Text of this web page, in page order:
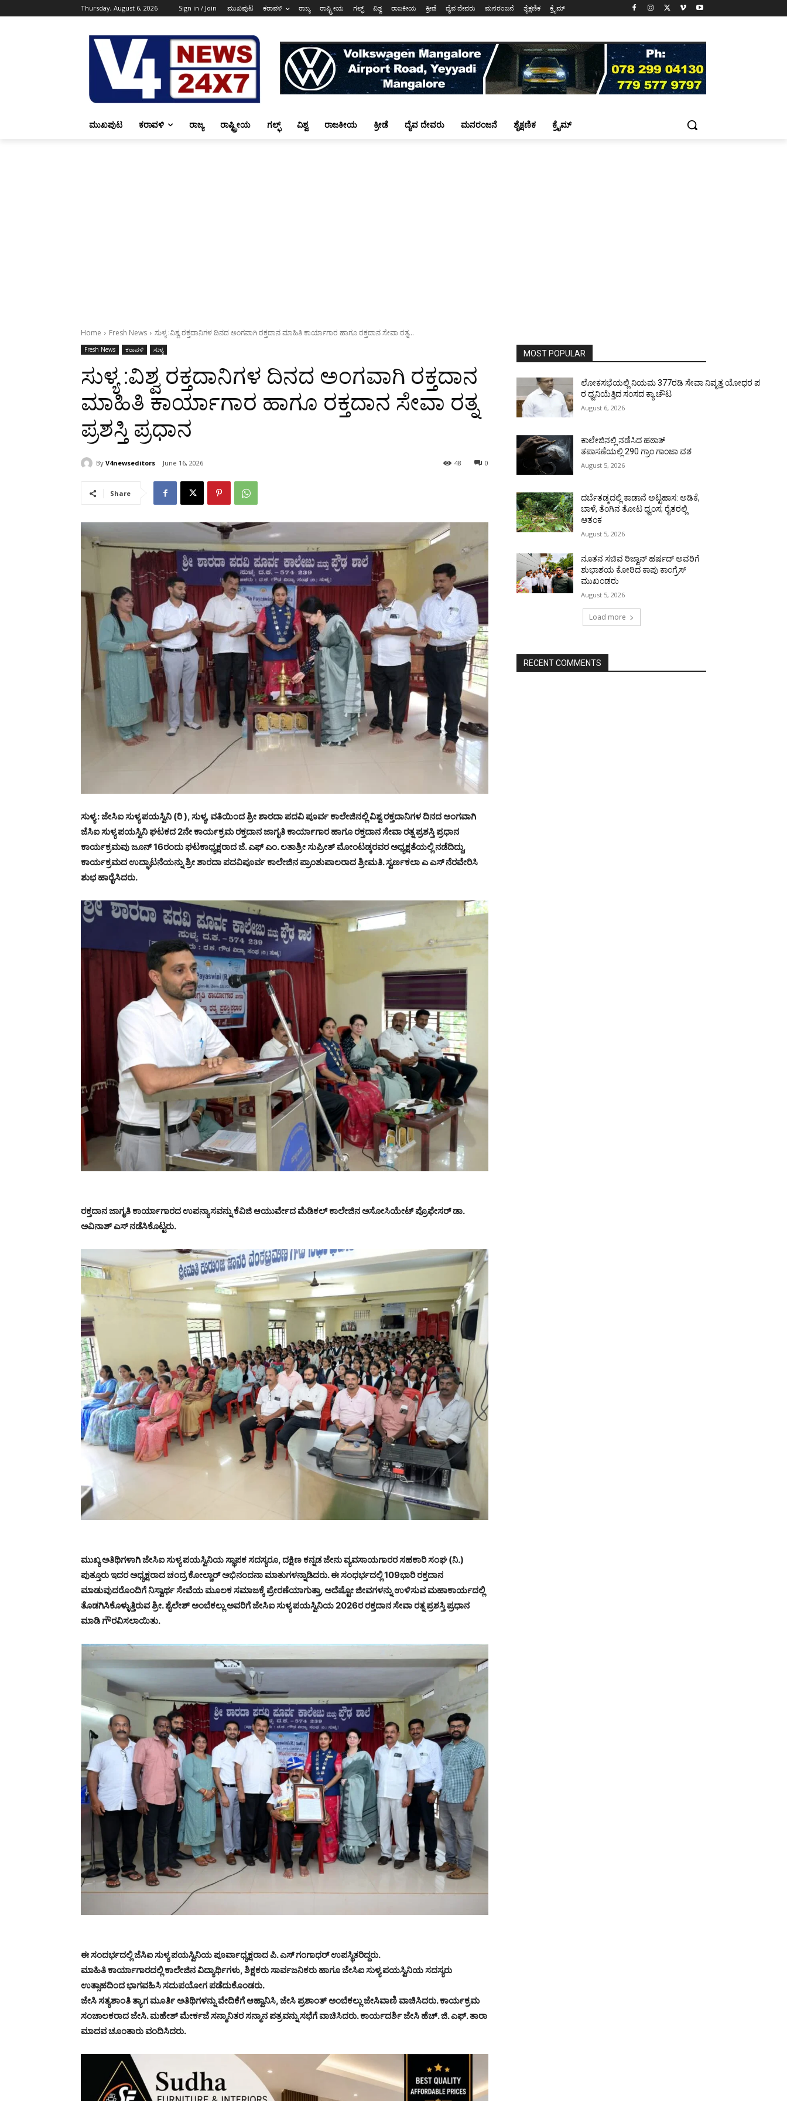
Thursday, August 6, 2026 Sign in / Join ಮುಖಪುಟ ಕರಾವಳಿ ರಾಜ್ಯ ರಾಷ್ಟ್ರೀಯ ಗಲ್ಫ್ ವಿಶ್ವ ರಾಜಕೀಯ ಕ್ರೀಡೆ ದೈವ ದೇವರು ಮನರಂಜನೆ ಶೈಕ್ಷಣಿಕ ಕ್ರೈಮ್
ಮುಖಪುಟ ಕರಾವಳಿ ರಾಜ್ಯ ರಾಷ್ಟ್ರೀಯ ಗಲ್ಫ್ ವಿಶ್ವ ರಾಜಕೀಯ ಕ್ರೀಡೆ ದೈವ ದೇವರು ಮನರಂಜನೆ ಶೈಕ್ಷಣಿಕ ಕ್ರೈಮ್
Home Fresh News ಸುಳ್ಯ :ವಿಶ್ವ ರಕ್ತದಾನಿಗಳ ದಿನದ ಅಂಗವಾಗಿ ರಕ್ತದಾನ ಮಾಹಿತಿ ಕಾರ್ಯಾಗಾರ ಹಾಗೂ ರಕ್ತದಾನ ಸೇವಾ ರತ್ನ...
Fresh News ಕರಾವಳಿ ಸುಳ್ಯ
ಸುಳ್ಯ :ವಿಶ್ವ ರಕ್ತದಾನಿಗಳ ದಿನದ ಅಂಗವಾಗಿ ರಕ್ತದಾನ
ಮಾಹಿತಿ ಕಾರ್ಯಾಗಾರ ಹಾಗೂ ರಕ್ತದಾನ ಸೇವಾ ರತ್ನ
ಪ್ರಶಸ್ತಿ ಪ್ರಧಾನ
By V4newseditors June 16, 2026 0
48
Share
ಸುಳ್ಯ : ಜೇಸಿಐ ಸುಳ್ಯ ಪಯಸ್ವಿನಿ (ರಿ ), ಸುಳ್ಯ, ವತಿಯಿಂದ ಶ್ರೀ ಶಾರದಾ ಪದವಿ ಪೂರ್ವ ಕಾಲೇಜಿನಲ್ಲಿ ವಿಶ್ವ ರಕ್ತದಾನಿಗಳ ದಿನದ ಅಂಗವಾಗಿ
ಜೆಸಿಐ ಸುಳ್ಯ ಪಯಸ್ವಿನಿ ಘಟಕದ 2ನೇ ಕಾರ್ಯಕ್ರಮ ರಕ್ತದಾನ ಜಾಗೃತಿ ಕಾರ್ಯಾಗಾರ ಹಾಗೂ ರಕ್ತದಾನ ಸೇವಾ ರತ್ನ ಪ್ರಶಸ್ತಿ ಪ್ರಧಾನ
ಕಾರ್ಯಕ್ರಮವು ಜೂನ್ 16ರಂದು ಘಟಕಾಧ್ಯಕ್ಷರಾದ ಜೆ. ಎಫ್ ಎಂ. ಲತಾಶ್ರೀ ಸುಪ್ರೀತ್ ಮೋಂಟಡ್ಕರವರ ಅಧ್ಯಕ್ಷತೆಯಲ್ಲಿ ನಡೆದಿದ್ದು,
ಕಾರ್ಯಕ್ರಮದ ಉದ್ಘಾಟನೆಯನ್ನು ಶ್ರೀ ಶಾರದಾ ಪದವಿಪೂರ್ವ ಕಾಲೇಜಿನ ಪ್ರಾಂಶುಪಾಲರಾದ ಶ್ರೀಮತಿ. ಸ್ವರ್ಣಕಲಾ ಎ ಎಸ್ ನೆರವೇರಿಸಿ
ಶುಭ ಹಾರೈಸಿದರು.
ರಕ್ತದಾನ ಜಾಗೃತಿ ಕಾರ್ಯಾಗಾರದ ಉಪನ್ಯಾಸವನ್ನು ಕೆವಿಜಿ ಆಯುರ್ವೇದ ಮೆಡಿಕಲ್ ಕಾಲೇಜಿನ ಅಸೋಸಿಯೇಟ್ ಪ್ರೊಫೇಸರ್ ಡಾ.
ಅವಿನಾಶ್ ಎಸ್ ನಡೆಸಿಕೊಟ್ಟರು.
ಮುಖ್ಯ ಅತಿಥಿಗಳಾಗಿ ಜೇಸಿಐ ಸುಳ್ಯ ಪಯಸ್ವಿನಿಯ ಸ್ಥಾಪಕ ಸದಸ್ಯರೂ, ದಕ್ಷಿಣ ಕನ್ನಡ ಜೇನು ವ್ಯವಸಾಯಗಾರರ ಸಹಕಾರಿ ಸಂಘ (ನಿ.)
ಪುತ್ತೂರು ಇದರ ಅಧ್ಯಕ್ಷರಾದ ಚಂದ್ರ ಕೋಲ್ಚಾರ್ ಅಭಿನಂದನಾ ಮಾತುಗಳನ್ನಾಡಿದರು. ಈ ಸಂಧರ್ಭದಲ್ಲಿ 109ಭಾರಿ ರಕ್ತದಾನ
ಮಾಡುವುದರೊಂದಿಗೆ ನಿಸ್ವಾರ್ಥ ಸೇವೆಯ ಮೂಲಕ ಸಮಾಜಕ್ಕೆ ಪ್ರೇರಣೆಯಾಗುತ್ತಾ, ಅದೆಷ್ಟೋ ಜೀವಗಳನ್ನು ಉಳಿಸುವ ಮಹಾಕಾರ್ಯದಲ್ಲಿ
ತೊಡಗಿಸಿಕೊಳ್ಳುತ್ತಿರುವ ಶ್ರೀ. ಶೈಲೇಶ್ ಅಂಬೆಕಲ್ಲು ಅವರಿಗೆ ಜೇಸಿಐ ಸುಳ್ಯ ಪಯಸ್ವಿನಿಯ 2026ರ ರಕ್ತದಾನ ಸೇವಾ ರತ್ನ ಪ್ರಶಸ್ತಿ ಪ್ರಧಾನ
ಮಾಡಿ ಗೌರವಿಸಲಾಯಿತು.
ಈ ಸಂದರ್ಭದಲ್ಲಿ ಜೆಸಿಐ ಸುಳ್ಯ ಪಯಸ್ವಿನಿಯ ಪೂರ್ವಾಧ್ಯಕ್ಷರಾದ ಪಿ. ಎಸ್ ಗಂಗಾಧರ್ ಉಪಸ್ಥಿತರಿದ್ದರು.
ಮಾಹಿತಿ ಕಾರ್ಯಾಗಾರದಲ್ಲಿ ಕಾಲೇಜಿನ ವಿದ್ಯಾರ್ಥಿಗಳು, ಶಿಕ್ಷಕರು ಸಾರ್ವಜನಿಕರು ಹಾಗೂ ಜೇಸಿಐ ಸುಳ್ಯ ಪಯಸ್ವಿನಿಯ ಸದಸ್ಯರು
ಉತ್ಸಾಹದಿಂದ ಭಾಗವಹಿಸಿ ಸದುಪಯೋಗ ಪಡೆದುಕೊಂಡರು.
ಜೇಸಿ ಸತ್ಯಶಾಂತಿ ತ್ಯಾಗ ಮೂರ್ತಿ ಅತಿಥಿಗಳನ್ನು ವೇದಿಕೆಗೆ ಆಹ್ವಾನಿಸಿ, ಜೇಸಿ ಪ್ರಶಾಂತ್ ಅಂಬೆಕಲ್ಲು ಜೇಸಿವಾಣಿ ವಾಚಿಸಿದರು. ಕಾರ್ಯಕ್ರಮ
ಸಂಚಾಲಕರಾದ ಜೇಸಿ. ಮಹೇಶ್ ಮೇರ್ಕಜೆ ಸನ್ಮಾನಿತರ ಸನ್ಮಾನ ಪತ್ರವನ್ನು ಸಭೆಗೆ ವಾಚಿಸಿದರು. ಕಾರ್ಯದರ್ಶಿ ಜೇಸಿ ಹೆಚ್. ಜಿ. ಎಫ್. ತಾರಾ
ಮಾದವ ಚೂಂತಾರು ವಂದಿಸಿದರು.
MOST POPULAR
ಲೋಕಸಭೆಯಲ್ಲಿ ನಿಯಮ 377ರಡಿ ಸೇವಾ ನಿವೃತ್ತ ಯೋಧರ ಪ
ರ ಧ್ವನಿಯೆತ್ತಿದ ಸಂಸದ ಕ್ಯಾ.ಚೌಟ
August 6, 2026
ಕಾಲೇಜಿನಲ್ಲಿ ನಡೆಸಿದ ಹಠಾತ್
ತಪಾಸಣೆಯಲ್ಲಿ 290 ಗ್ರಾಂ ಗಾಂಜಾ ವಶ
August 5, 2026
ದರ್ಬೆತಡ್ಕದಲ್ಲಿ ಕಾಡಾನೆ ಅಟ್ಟಹಾಸ: ಅಡಿಕೆ,
ಬಾಳೆ, ತೆಂಗಿನ ತೋಟ ಧ್ವಂಸ; ರೈತರಲ್ಲಿ
ಆತಂಕ
August 5, 2026
ನೂತನ ಸಚಿವ ರಿಜ್ವಾನ್ ಹರ್ಷದ್ ಅವರಿಗೆ
ಶುಭಾಶಯ ಕೋರಿದ ಕಾಪು ಕಾಂಗ್ರೆಸ್
ಮುಖಂಡರು
August 5, 2026
Load more
RECENT COMMENTS